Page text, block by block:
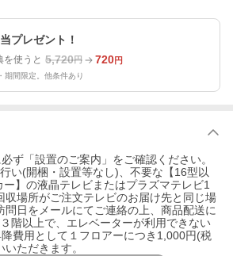
プレゼント！
を使うと 5,720円 720円
期間限定。他条件あり
ず「設置のご案内」をご確認ください。
い(開梱・設置等なし)、不要な【16型以
】の液晶テレビまたはプラズマテレビ1
収場所がご注文テレビのお届け先と同じ場
問日をメールにてご連絡の上、商品配送に
階以上で、エレベーターが利用できない
費用として１フロアーにつき1,000円(税
ただきます。